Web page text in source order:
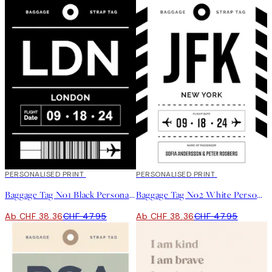
20%*
PERSONALISED PRINT
Baggage Tag No1 Black Personal Poster
Ab CHF 38.36CHF 47.95
20%*
PERSONALISED PRINT
Baggage Tag No2 White Personal Poster
Ab CHF 38.36CHF 47.95